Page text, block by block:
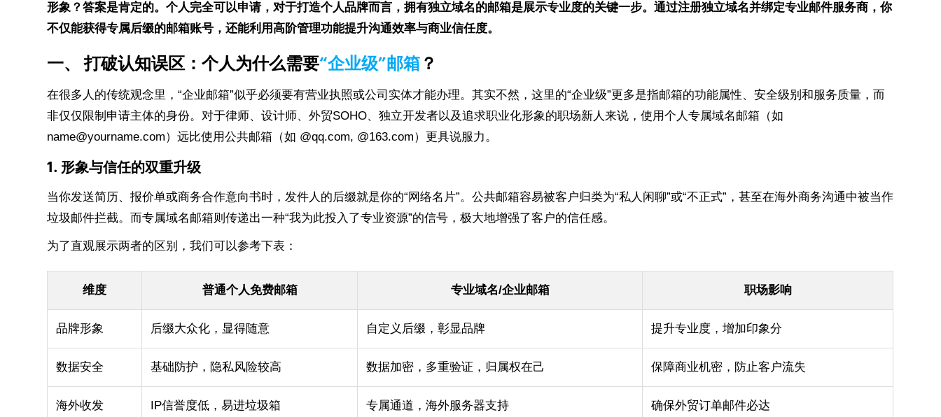
形象？答案是肯定的。个人完全可以申请，对于打造个人品牌而言，拥有独立域名的邮箱是展示专业度的关键一步。通过注册独立域名并绑定专业邮件服务商，你
不仅能获得专属后缀的邮箱账号，还能利用高阶管理功能提升沟通效率与商业信任度。
一、 打破认知误区：个人为什么需要“企业级”邮箱 ？
在很多人的传统观念里，“企业邮箱”似乎必须要有营业执照或公司实体才能办理。其实不然，这里的“企业级”更多是指邮箱的功能属性、安全级别和服务质量，而
非仅仅限制申请主体的身份。对于律师、设计师、外贸SOHO、独立开发者以及追求职业化形象的职场新人来说，使用个人专属域名邮箱（如
name@yourname.com）远比使用公共邮箱（如 @qq.com, @163.com）更具说服力。
1. 形象与信任的双重升级
当你发送简历、报价单或商务合作意向书时，发件人的后缀就是你的“网络名片”。公共邮箱容易被客户归类为“私人闲聊”或“不正式”，甚至在海外商务沟通中被当作
垃圾邮件拦截。而专属域名邮箱则传递出一种“我为此投入了专业资源”的信号，极大地增强了客户的信任感。
为了直观展示两者的区别，我们可以参考下表：
维度 普通个人免费邮箱 专业域名/企业邮箱 职场影响
品牌形象 后缀大众化，显得随意 自定义后缀，彰显品牌 提升专业度，增加印象分
数据安全 基础防护，隐私风险较高 数据加密，多重验证，归属权在己 保障商业机密，防止客户流失
海外收发 IP信誉度低，易进垃圾箱 专属通道，海外服务器支持 确保外贸订单邮件必达